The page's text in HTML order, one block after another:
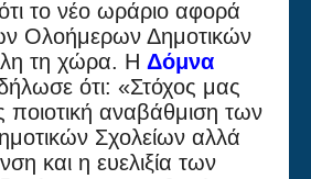
ότι το νέο ωράριο αφορά
Ολοήμερων Δημοτικών
τη χώρα. Η Δόμνα
ότι: «Στόχος μας
ποιοτική αναβάθμιση των
Σχολείων αλλά
και η ευελιξία των